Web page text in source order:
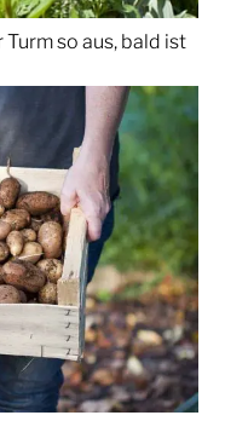
so aus, bald ist